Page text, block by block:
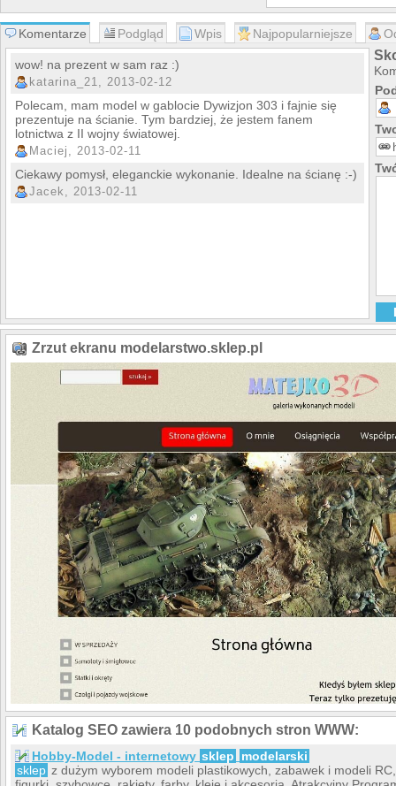
Zapraszamy gorąco
Ciebie, zwykły
Chciałbyś oglądać
gablotkę z
może szukasz
Zapoznaj się z
Modele i dioramy
Samoloty, statki,
historyczne,
Modele i dioramy na
Potrzebujesz czegoś
Komentarze Podgląd Wpis Najpopularniejsze
wow! na prezent w sam raz :)
katarina_21, 2013-02-12
Polecam, mam model w gablocie Dywizjon 303 i fajnie się
prezentuje na ścianie. Tym bardziej, że jestem fanem
lotnictwa z II wojny światowej.
Maciej, 2013-02-11
Ciekawy pomysł, eleganckie wykonanie. Idealne na ścianę :-)
Jacek, 2013-02-11
Zrzut ekranu modelarstwo.sklep.pl
Katalog SEO zawiera 10 podobnych stron WWW:
Hobby-Model - internetowy sklep
modelarski
sklep z dużym wyborem modeli plastikowych, zabawek i modeli